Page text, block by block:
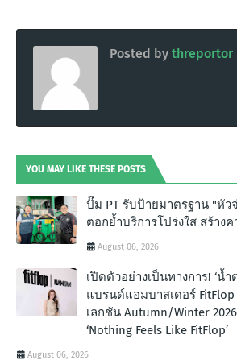
Posted by threportor
YOU MAY LIKE THESE POSTS
ปั๊ม PT รับป้ายมาตรฐาน "หัว
ตอกย้ำบริการโปร่งใส สร้าง
August 06, 2026
เปิดตัวอย่างเป็นทางการ! ‘น้
แบรนด์แอมบาสเดอร์
เลกชัน Autumn/Winter
‘Nothing Feels Like FitFlop’
August 06, 2026